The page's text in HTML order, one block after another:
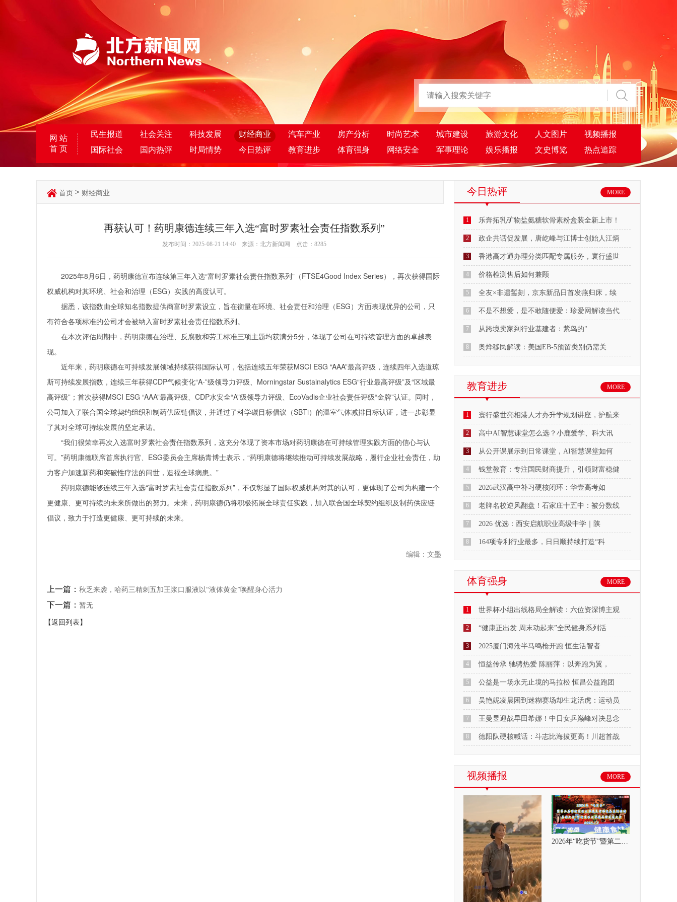
网 站
首 页
民生报道 社会关注 科技发展 财经商业 汽车产业 房产分析 时尚艺术 城市建设 旅游文化 人文图片
视频播报
国际社会
国内热评 时局情势 今日热评 教育进步 体育强身 网络安全 军事理论 娱乐播报 文史博览 热点追踪
首页 > 财经商业
再获认可！药明康德连续三年入选“富时罗素社会责任指数系列”
发布时间：2025-08-21 14:40 来源：北方新闻网 点击： 8285
2025年8月6日，药明康德宣布连续第三年入选“富时罗素社会责任指数系列”（FTSE4Good Index Series），再次获得国际
权威机构对其环境、社会和治理（ESG）实践的高度认可。
据悉，该指数由全球知名指数提供商富时罗素设立，旨在衡量在环境、社会责任和治理（ESG）方面表现优异的公司，只
有符合各项标准的公司才会被纳入富时罗素社会责任指数系列。
在本次评估周期中，药明康德在治理、反腐败和劳工标准三项主题均获满分5分，体现了公司在可持续管理方面的卓越表
现。
近年来，药明康德在可持续发展领域持续获得国际认可，包括连续五年荣获MSCI ESG “AAA”最高评级，连续四年入选道琼
斯可持续发展指数，连续三年获得CDP气候变化“A-”级领导力评级、Morningstar Sustainalytics ESG“行业最高评级”及“区域最
高评级”；首次获得MSCI ESG “AAA”最高评级、CDP水安全“A”级领导力评级、EcoVadis企业社会责任评级“金牌”认证。同时，
公司加入了联合国全球契约组织和制药供应链倡议，并通过了科学碳目标倡议（SBTi）的温室气体减排目标认证，进一步彰显
了其对全球可持续发展的坚定承诺。
“我们很荣幸再次入选富时罗素社会责任指数系列，这充分体现了资本市场对药明康德在可持续管理实践方面的信心与认
可。”药明康德联席首席执行官、ESG委员会主席杨青博士表示，“药明康德将继续推动可持续发展战略，履行企业社会责任，助
力客户加速新药和突破性疗法的问世，造福全球病患。”
药明康德能够连续三年入选“富时罗素社会责任指数系列”，不仅彰显了国际权威机构对其的认可，更体现了公司为构建一个
更健康、更可持续的未来所做出的努力。未来，药明康德仍将积极拓展全球责任实践，加入联合国全球契约组织及制药供应链
倡议，致力于打造更健康、更可持续的未来。
编辑：文墨
上一篇： 秋乏来袭，哈药三精刺五加王浆口服液以“液体黄金”唤醒身心活力
下一篇： 暂无
【返回列表】
今日热评 MORE
1 乐奔拓乳矿物盐氨糖软骨素粉盒装全新上市！
2 政企共话促发展，唐屹峰与江博士创始人江炳
3 香港高才通办理分类匹配专属服务，寰行盛世
4 价格检测售后如何兼顾
5 全友×非遗錾刻，京东新品日首发燕归床，续
6 不是不想爱，是不敢随便爱：珍爱网解读当代
7 从跨境卖家到行业基建者：紫鸟的"
8 奥烨移民解读：美国EB-5预留类别仍需关
教育进步 MORE
1 寰行盛世亮相港人才办升学规划讲座，护航来
2 高中AI智慧课堂怎么选？小鹿爱学、科大讯
3 从公开课展示到日常课堂，AI智慧课堂如何
4 钱堂教育：专注国民财商提升，引领财富稳健
5 2026武汉高中补习硬核闭环：华壹高考如
6 老牌名校逆风翻盘！石家庄十五中：被分数线
7 2026 优选：西安启航职业高级中学｜陕
8 164项专利行业最多，日日顺持续打造“科
体育强身 MORE
1 世界杯小组出线格局全解读：六位资深博主观
2 “健康正出发 周末动起来”全民健身系列活
3 2025厦门海沧半马鸣枪开跑 恒生活智者
4 恒益传承 驰骋热爱 陈丽萍：以奔跑为翼，
5 公益是一场永无止境的马拉松 恒昌公益跑团
6 吴艳妮凌晨困到迷糊赛场却生龙活虎：运动员
7 王曼昱迎战早田希娜！中日女乒巅峰对决悬念
8 德阳队硬核喊话：斗志比海拔更高！川超首战
视频播报 MORE
2026年“吃货节”暨第二届呼伦贝尔大草